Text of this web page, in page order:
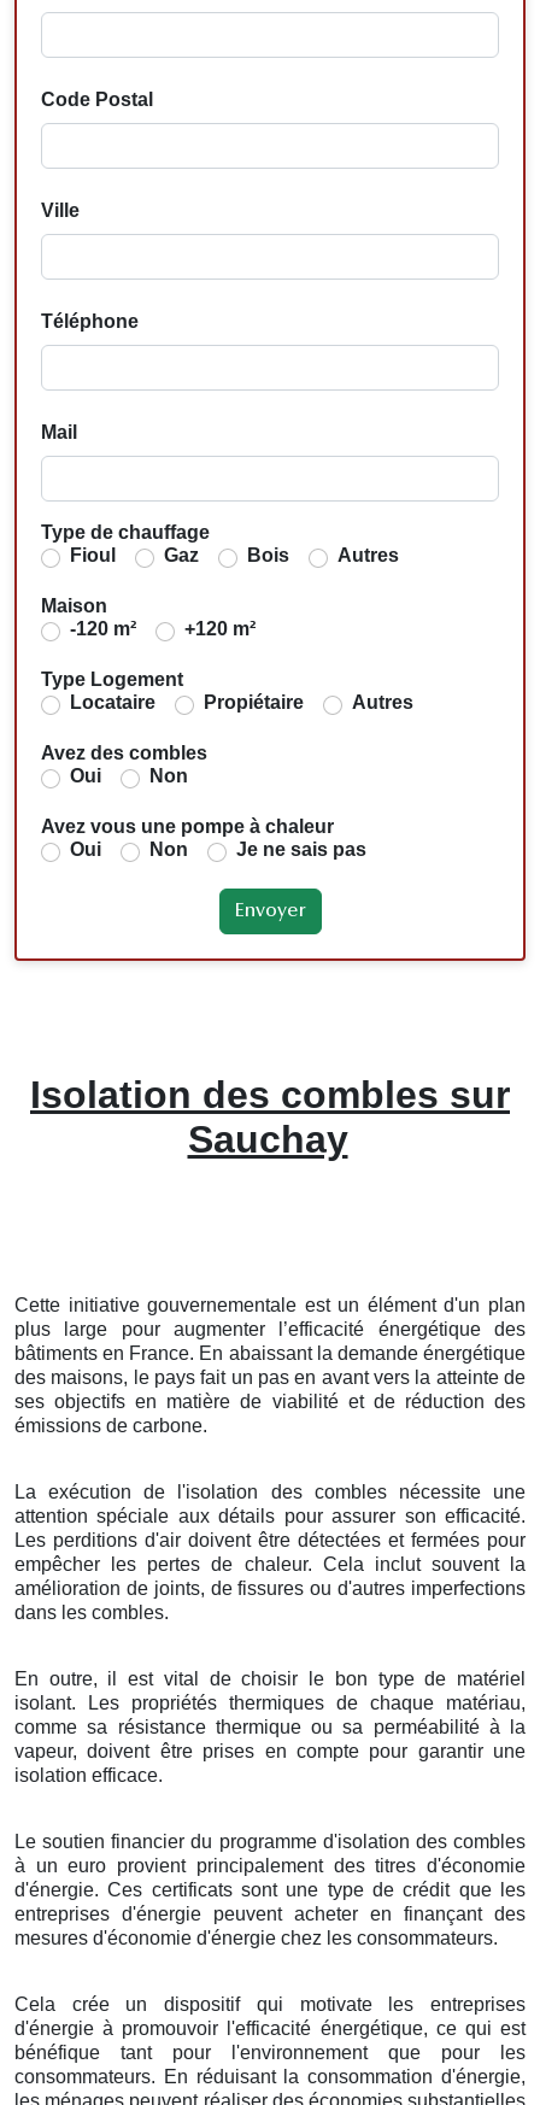
Code Postal
Ville
Téléphone
Mail
Type de chauffage
Fioul
Gaz Bois Autres
Maison
-120 m²
+120 m²
Type Logement
Locataire
Propiétaire Autres
Avez des combles
Oui
Non
Avez vous une pompe à chaleur
Oui
Non Je ne sais pas
Isolation des combles sur
Sauchay
Cette initiative gouvernementale est un élément d'un plan
plus large pour augmenter l’efficacité énergétique des
bâtiments en France. En abaissant la demande énergétique
des maisons, le pays fait un pas en avant vers la atteinte de
ses objectifs en matière de viabilité et de réduction des
émissions de carbone.
La exécution de l'isolation des combles nécessite une
attention spéciale aux détails pour assurer son efficacité.
Les perditions d'air doivent être détectées et fermées pour
empêcher les pertes de chaleur. Cela inclut souvent la
amélioration de joints, de fissures ou d'autres imperfections
dans les combles.
En outre, il est vital de choisir le bon type de matériel
isolant. Les propriétés thermiques de chaque matériau,
comme sa résistance thermique ou sa perméabilité à la
vapeur, doivent être prises en compte pour garantir une
isolation efficace.
Le soutien financier du programme d'isolation des combles
à un euro provient principalement des titres d'économie
d'énergie. Ces certificats sont une type de crédit que les
entreprises d'énergie peuvent acheter en finançant des
mesures d'économie d'énergie chez les consommateurs.
Cela crée un dispositif qui motivate les entreprises
d'énergie à promouvoir l'efficacité énergétique, ce qui est
bénéfique tant pour l'environnement que pour les
consommateurs. En réduisant la consommation d'énergie,
les ménages peuvent réaliser des économies substantielles